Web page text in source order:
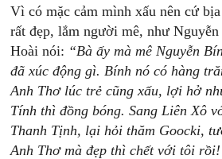
Vì có mặc cảm mình xấu nên cứ
rất đẹp, lắm người mê, như
Hoài nói: “Bà ấy mà mê Nguyễn
đã xúc động gì. Bính nó có hàng
Anh Thơ lúc trẻ cũng xấu, lợi hở
Tính thì đồng bóng. Sang Liên Xô
Thanh Tịnh, lại hỏi thăm Goocki,
Anh Thơ mà đẹp thì chết với tôi